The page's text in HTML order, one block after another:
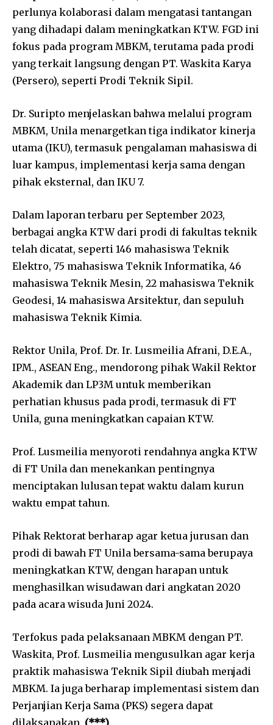
perlunya kolaborasi dalam mengatasi tantangan
yang dihadapi dalam meningkatkan KTW. FGD ini
fokus pada program MBKM, terutama pada prodi
yang terkait langsung dengan PT. Waskita Karya
(Persero), seperti Prodi Teknik Sipil.
Dr. Suripto menjelaskan bahwa melalui program
MBKM, Unila menargetkan tiga indikator kinerja
utama (IKU), termasuk pengalaman mahasiswa di
luar kampus, implementasi kerja sama dengan
pihak eksternal, dan IKU 7.
Dalam laporan terbaru per September 2023,
berbagai angka KTW dari prodi di fakultas teknik
telah dicatat, seperti 146 mahasiswa Teknik
Elektro, 75 mahasiswa Teknik Informatika, 46
mahasiswa Teknik Mesin, 22 mahasiswa Teknik
Geodesi, 14 mahasiswa Arsitektur, dan sepuluh
mahasiswa Teknik Kimia.
Rektor Unila, Prof. Dr. Ir. Lusmeilia Afrani, D.E.A.,
IPM., ASEAN Eng., mendorong pihak Wakil Rektor
Akademik dan LP3M untuk memberikan
perhatian khusus pada prodi, termasuk di FT
Unila, guna meningkatkan capaian KTW.
Prof. Lusmeilia menyoroti rendahnya angka KTW
di FT Unila dan menekankan pentingnya
menciptakan lulusan tepat waktu dalam kurun
waktu empat tahun.
Pihak Rektorat berharap agar ketua jurusan dan
prodi di bawah FT Unila bersama-sama berupaya
meningkatkan KTW, dengan harapan untuk
menghasilkan wisudawan dari angkatan 2020
pada acara wisuda Juni 2024.
Terfokus pada pelaksanaan MBKM dengan PT.
Waskita, Prof. Lusmeilia mengusulkan agar kerja
praktik mahasiswa Teknik Sipil diubah menjadi
MBKM. Ia juga berharap implementasi sistem dan
Perjanjian Kerja Sama (PKS) segera dapat